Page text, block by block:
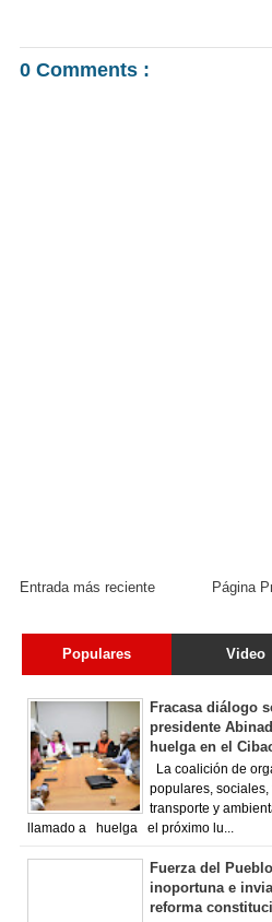
0 Comments :
Entrada más reciente Página
Populares Video
Fracasa diálogo
presidente
huelga en el
La coalición de
populares, sociales,
transporte y
llamado a huelga el próximo lu...
Fuerza del
inoportuna e
reforma